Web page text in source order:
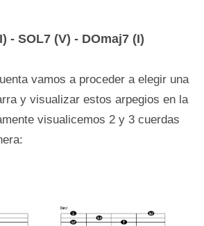
- SOL7 (V) - DOmaj7 (I)
vamos a proceder a elegir una
y visualizar estos arpegios en la
visualicemos 2 y 3 cuerdas